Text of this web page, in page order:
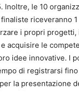
Inoltre, le 10
riceveranno
i propri progetti,
acquisire le
idee innovative. I
di registrarsi
la presentazione